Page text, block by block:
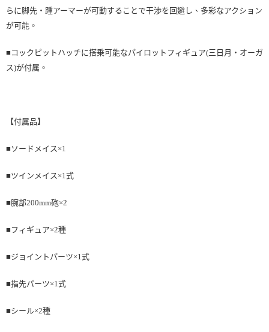
らに脚先・踵アーマーが可動することで干渉を回避し、多彩なアクション
が可能。
■コックピットハッチに搭乗可能なパイロットフィギュア(三日月・オーガ
ス)が付属。
【付属品】
■ソードメイス×1
■ツインメイス×1式
■腕部200mm砲×2
■フィギュア×2種
■ジョイントパーツ×1式
■指先パーツ×1式
■シール×2種